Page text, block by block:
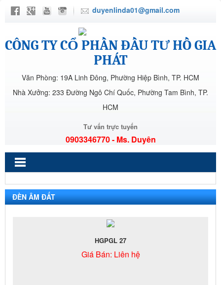
duyenlinda01@gmail.com
CÔNG TY CỔ PHẦN ĐẦU TƯ HỒ GIA
PHÁT
Văn Phòng: 19A Linh Đông, Phường Hiệp Bình, TP. HCM
Nhà Xưởng: 233 Đường Ngô Chí Quốc, Phường Tam Bình, TP.
HCM
Tư vấn trực tuyến
0903346770 - Ms. Duyên
ĐÈN ÂM ĐẤT
HGPGL 27
Giá Bán: Liên hệ